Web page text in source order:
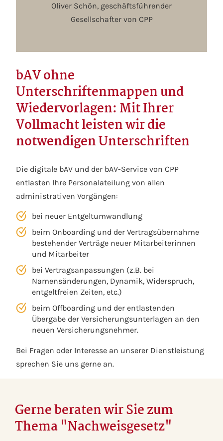
Oliver Schön, geschäftsführender
Gesellschafter von CPP
bAV ohne
Unterschriftenmappen und
Wiedervorlagen: Mit Ihrer
Vollmacht leisten wir die
notwendigen Unterschriften
Die digitale bAV und der bAV-Service von CPP
entlasten Ihre Personalateilung von allen
administrativen Vorgängen:
bei neuer Entgeltumwandlung
beim Onboarding und der Vertragsübernahme
bestehender Verträge neuer Mitarbeiterinnen
und Mitarbeiter
bei Vertragsanpassungen (z.B. bei
Namensänderungen, Dynamik, Widerspruch,
entgeltfreien Zeiten, etc.)
beim Offboarding und der entlastenden
Übergabe der Versicherungsunterlagen an den
neuen Versicherungsnehmer.
Bei Fragen oder Interesse an unserer Dienstleistung
sprechen Sie uns gerne an.
Gerne beraten wir Sie zum
Thema "Nachweisgesetz"